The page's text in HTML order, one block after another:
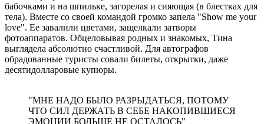
бабочками и на шпильке, загорелая и сияющая (в блестках для
тела). Вместе со своей командой громко запела "Show me your
love". Ее завалили цветами, защелкали затворы
фотоаппаратов. Обцеловывая родных и знакомых, Тина
выглядела абсолютно счастливой. Для автографов
обрадованные туристы совали билеты, открытки, даже
десятидолларовые купюры.
"МНЕ НАДО БЫЛО РАЗРЫДАТЬСЯ, ПОТОМУ
ЧТО СИЛ ДЕРЖАТЬ В СЕБЕ НАКОПИВШИЕСЯ
ЭМОЦИИ БОЛЬШЕ НЕ ОСТАЛОСЬ"